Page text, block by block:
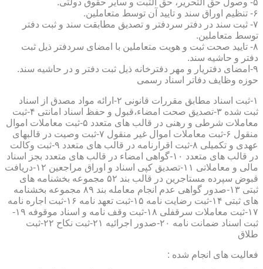
۶- تنظیم اوراق سند و تایید آن توسط متعاملین.
۷- ثبت سند در دفتر سردفتر و تصدیق مطابقت سند و ثبت دفتر
توسط متعاملین.
۸- تایید صحت ثبت و هویت متعاملین با امضای سردفتر ذیل ثبت
دفتر و حاشیه سند.
۹-امضای دفتریار و مهر دفترخانه ذیل ثبت دفتر و در حاشیه سند.
حوزه وظایف دفاتر اسناد رسمی
۱-ثبت اسناد مطابق مقررات قانونی ۲-ارائه مواد مصدق از اسناد
ثبت شده ۳-تصدیق صحت امضاء،قبول و حفظ اسناد امانتی ۴-ثبت
معاملات شرطی و رهنی در قالب های متعدد ۵-ثبت معاملات اموال
منقول ۶-ثبت معاملات اموال غیر منقول ۷-ثبت وصیت در قالبهای
عهدی و تکمیلی ۸-ثبت اقرارنامه در قالب های متعدد ۹-ثبت وکالت
در قالب های متعدد ۱۰-گواهی امضاء در قالب های متعدد بجز اسناد
مالی و معاملاتی ۱۱-تصدیق کپی اسناد و اوراق مراجعین ۱۲-دریافت
قبوض سپرده مستاجرین در قالب بند ۵۲ مجموعه بخشنامه های
ثبتی ۱۳-صدور گواهی عدم انجام معامله بند ۸۹ مجموعه بخشنامه
های ثبتی ۱۴-ثبت رضایت نامه ۱۵-ثبت تعهد نامه ۱۶-ثبت اجاره نامه
۱۷-ثبت معاملات سرقفلی ۱۸-ثبت وقف نامه و اسناد موقوفه ۱۹-
ثبت اسناد ضمانت نامه ۲۰-صدور اجرائیه ۲۱-ثبت نکاح ۲۲-ثبت
طلاق
فعالیت های انجام شده :